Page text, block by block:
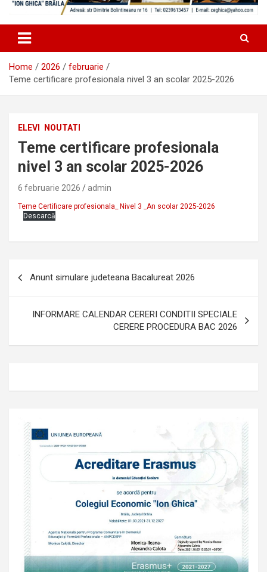
Home 2026
februarie
Teme certificare profesionala nivel 3 an scolar 2025-2026
ELEVI NOUTATI
Teme certificare profesionala
nivel 3 an scolar 2025-2026
6 februarie 2026 admin
Teme Certificare profesionala_ Nivel 3 _An scolar 2025-2026
Descarcă
articole
Anunt simulare judeteana Bacalureat 2026
INFORMARE CALENDAR CERERI CONDITII SPECIALE
CERERE PROCEDURA BAC 2026